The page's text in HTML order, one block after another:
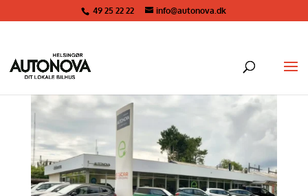
49 25 22 22 info@autonova.dk